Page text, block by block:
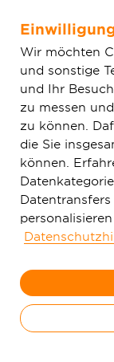
Zum
Aktuelles
Technologie
Wir möchten
und sonstige
und Ihr
zu messen
zu können.
die Sie
können.
personalisieren